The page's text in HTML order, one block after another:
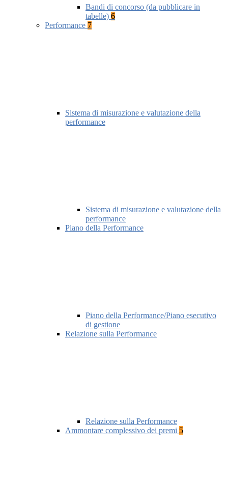
Bandi di concorso (da pubblicare in
tabelle) 6
Performance 7
Sistema di misurazione e valutazione della
performance
Sistema di misurazione e valutazione della
performance
Piano della Performance
Piano della Performance/Piano esecutivo
di gestione
Relazione sulla Performance
Relazione sulla Performance
Ammontare complessivo dei premi 5